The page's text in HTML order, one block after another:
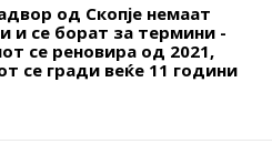
од Скопје немаат
и се борат за термини -
се реновира од 2021,
се гради веќе 11 години